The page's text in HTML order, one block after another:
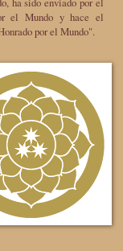
el Mundo y hace el
por el Mundo".